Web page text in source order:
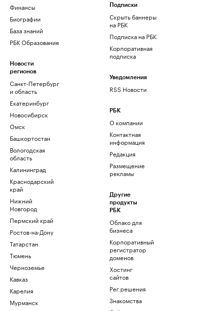
Финансы
Биографии
База знаний
РБК Образование
Новости
регионов
Санкт-Петербург
и область
Екатеринбург
Новосибирск
Омск
Башкортостан
Вологодская
область
Калининград
Краснодарский
край
Нижний
Новгород
Пермский край
Ростов-на-Дону
Татарстан
Тюмень
Черноземье
Кавказ
Карелия
Мурманск
Подписки
Скрыть баннеры
на РБК
Подписка на РБК
Корпоративная
подписка
Уведомления
RSS Новости
РБК
О компании
Контактная
информация
Редакция
Размещение
рекламы
Другие
продукты
РБК
Облако для
бизнеса
Корпоративный
регистратор
доменов
Хостинг
сайтов
Рег.решения
Знакомства